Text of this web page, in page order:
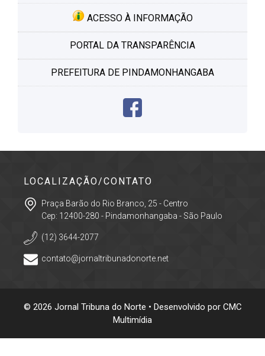
ACESSO À INFORMAÇÃO
PORTAL DA TRANSPARÊNCIA
PREFEITURA DE PINDAMONHANGABA
LOCALIZAÇÃO/CONTATO
Praça Barão do Rio Branco, 25 - Centro
Cep: 12400-280 - Pindamonhangaba - São Paulo
(12) 3644-2077
contato@jornaltribunadonorte.net
© 2026 Jornal Tribuna do Norte • Desenvolvido por CMC
Multimídia